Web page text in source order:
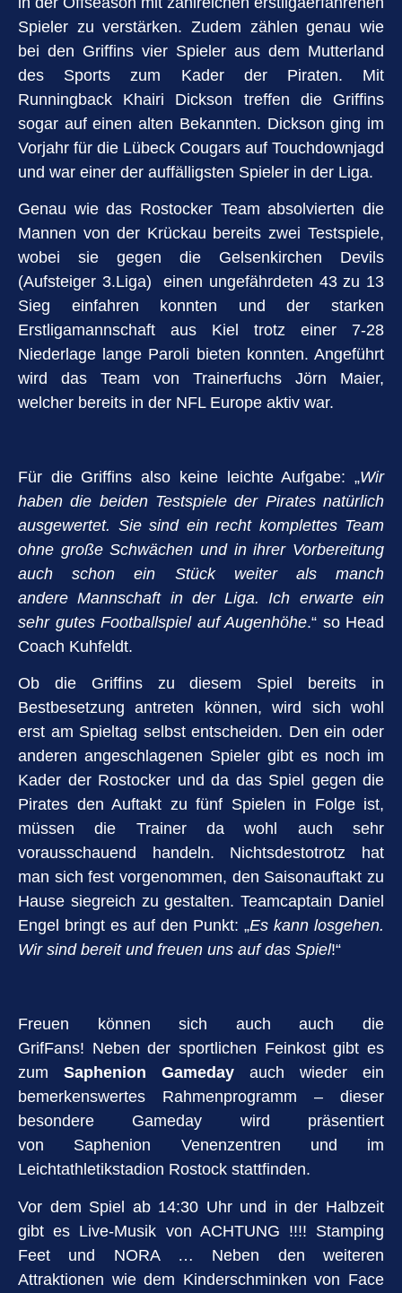
Spieler zu verstärken. Zudem zählen genau wie
bei den Griffins vier Spieler aus dem Mutterland
des Sports zum Kader der Piraten. Mit
Runningback Khairi Dickson treffen die Griffins
sogar auf einen alten Bekannten. Dickson ging im
Vorjahr für die Lübeck Cougars auf Touchdownjagd
und war einer der auffälligsten Spieler in der Liga.
Genau wie das Rostocker Team absolvierten die
Mannen von der Krückau bereits zwei Testspiele,
wobei sie gegen die Gelsenkirchen Devils
(Aufsteiger 3.Liga) einen ungefährdeten 43 zu 13
Sieg einfahren konnten und der starken
Erstligamannschaft aus Kiel trotz einer 7-28
Niederlage lange Paroli bieten konnten. Angeführt
wird das Team von Trainerfuchs Jörn Maier,
welcher bereits in der NFL Europe aktiv war.
Für die Griffins also keine leichte Aufgabe: „Wir
haben die beiden Testspiele der Pirates natürlich
ausgewertet. Sie sind ein recht komplettes Team
ohne große Schwächen und in ihrer Vorbereitung
auch schon ein Stück weiter als manch
andere Mannschaft in der Liga. Ich erwarte ein
sehr gutes Footballspiel auf Augenhöhe.“ so Head
Coach Kuhfeldt.
Ob die Griffins zu diesem Spiel bereits in
Bestbesetzung antreten können, wird sich wohl
erst am Spieltag selbst entscheiden. Den ein oder
anderen angeschlagenen Spieler gibt es noch im
Kader der Rostocker und da das Spiel gegen die
Pirates den Auftakt zu fünf Spielen in Folge ist,
müssen die Trainer da wohl auch sehr
vorausschauend handeln. Nichtsdestotrotz hat
man sich fest vorgenommen, den Saisonauftakt zu
Hause siegreich zu gestalten. Teamcaptain Daniel
Engel bringt es auf den Punkt: „Es kann losgehen.
Wir sind bereit und freuen uns auf das Spiel!“
Freuen können sich auch auch die
GrifFans! Neben der sportlichen Feinkost gibt es
zum Saphenion Gameday auch wieder ein
bemerkenswertes Rahmenprogramm – dieser
besondere Gameday wird präsentiert
von Saphenion Venenzentren und im
Leichtathletikstadion Rostock stattfinden.
Vor dem Spiel ab 14:30 Uhr und in der Halbzeit
gibt es Live-Musik von ACHTUNG !!!! Stamping
Feet und NORA … Neben den weiteren
Attraktionen wie dem Kinderschminken von Face